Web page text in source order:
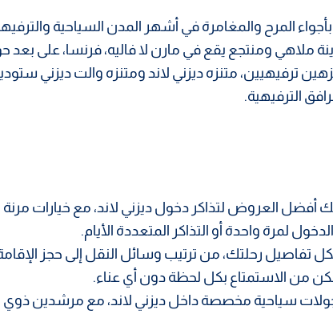
المرح والمغامرة في أشهر المدن السياحية
ترفيهيين، متنزه ديزني لاند ومتنزه والت ديزني
الترفيهية.
أفضل العروض لتذاكر دخول ديزني لاند، مع خيارات
لمرة واحدة أو التذاكر المتعددة الأيام.
تفاصيل رحلتك، من ترتيب وسائل النقل إلى حجز
من الاستمتاع بكل لحظة دون أي عناء.
سياحية مخصصة داخل ديزني لاند، مع مرشدين ذوي